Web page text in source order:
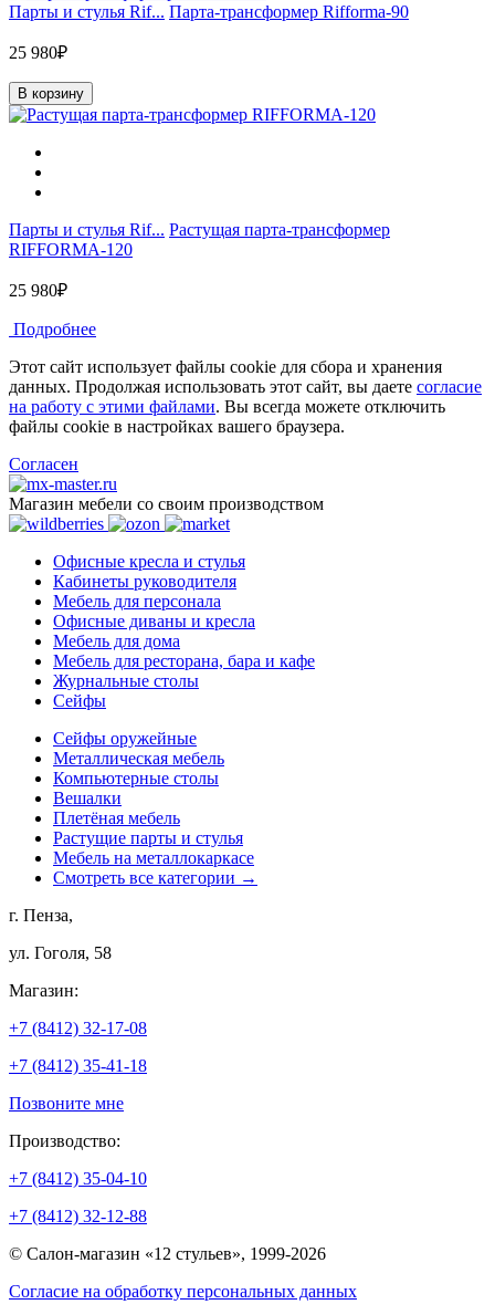
Парты и стулья Rif... Парта-трансформер Rifforma-90
25 980₽
В корзину
Парты и стулья Rif... Растущая парта-трансформер
RIFFORMA-120
25 980₽
Подробнее
Этот сайт использует файлы cookie для сбора и хранения
данных. Продолжая использовать этот сайт, вы даете согласие
на работу с этими файлами. Вы всегда можете отключить
файлы cookie в настройках вашего браузера.
Согласен
Магазин мебели со своим производством
Офисные кресла и стулья
Кабинеты руководителя
Мебель для персонала
Офисные диваны и кресла
Мебель для дома
Мебель для ресторана, бара и кафе
Журнальные столы
Сейфы
Сейфы оружейные
Металлическая мебель
Компьютерные столы
Вешалки
Плетёная мебель
Растущие парты и стулья
Мебель на металлокаркасе
Смотреть все категории →
г. Пенза,
ул. Гоголя, 58
Магазин:
+7 (8412) 32-17-08
+7 (8412) 35-41-18
Позвоните мне
Производство:
+7 (8412) 35-04-10
+7 (8412) 32-12-88
© Салон-магазин «12 стульев», 1999-2026
Согласие на обработку персональных данных